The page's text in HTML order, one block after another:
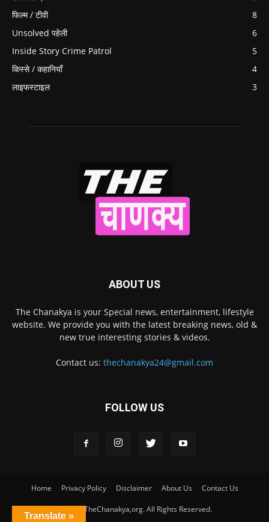
फिल्म / टीवी
8
Unsolved पहेली
6
Inside Story Crime Patrol
5
किस्से / कहानियाँ
4
लाइफस्टाइल
3
ABOUT US
The Chanakya is your Special news, entertainment, lifestyle
website. We provide you with the latest breaking news, old &
new true interesting stories & videos.
Contact us: thechanakya24@gmail.com
FOLLOW US
Home Privacy Policy Disclaimer About Us Contact Us
© 2020 TheChanakya,org. All Rights Reserved.
Translate »